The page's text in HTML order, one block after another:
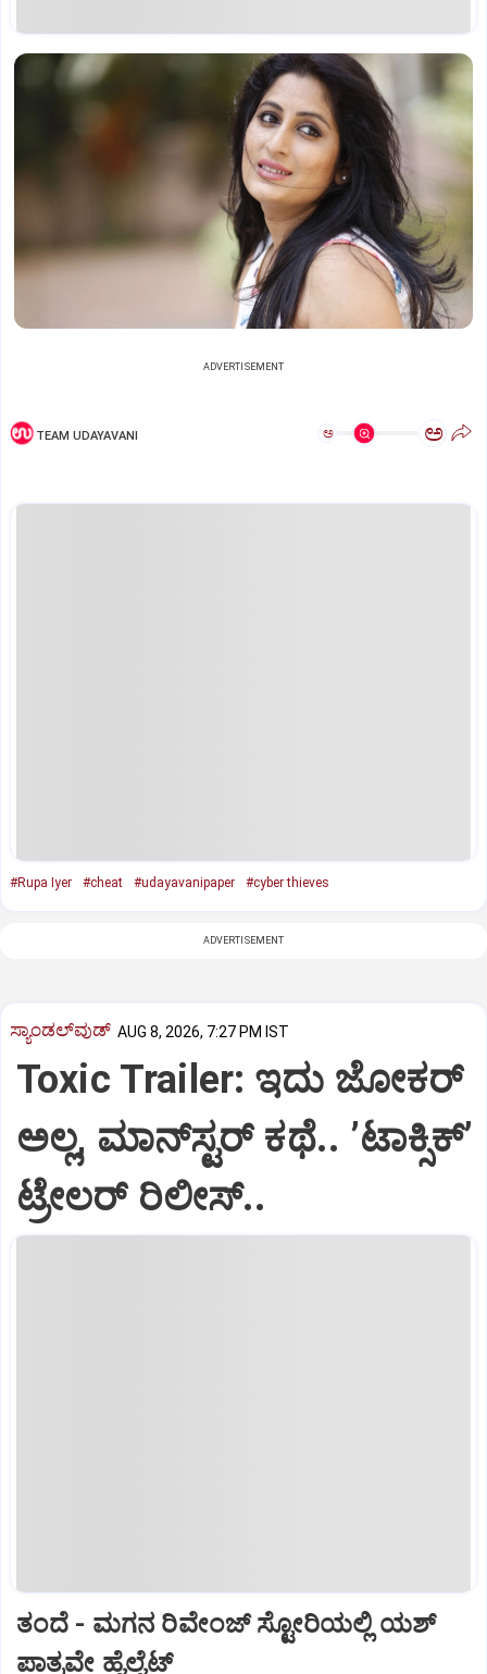
ADVERTISEMENT
TEAM UDAYAVANI ಅ ಅ
#Rupa Iyer #cheat #udayavanipaper #cyber thieves
ADVERTISEMENT
ಸ್ಯಾಂಡಲ್‌ವುಡ್‌ AUG 8, 2026, 7:27 PM IST
Toxic Trailer: ಇದು ಜೋಕರ್‌
ಅಲ್ಲ, ಮಾನ್‌ಸ್ಟರ್‌ ಕಥೆ.. ʼಟಾಕ್ಸಿಕ್‌ʼ
ಟ್ರೇಲರ್‌ ರಿಲೀಸ್..
ತಂದೆ - ಮಗನ ರಿವೇಂಜ್‌ ಸ್ಟೋರಿಯಲ್ಲಿ ಯಶ್‌
ಪಾತ್ರವೇ ಹೈಲೈಟ್